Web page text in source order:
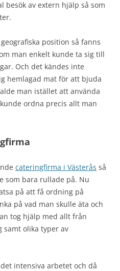
besök av extern hjälp så som
position så fanns
man enkelt kunde ta sig till
Och det kändes inte
hemlagad mat för att bjuda
man istället att använda
ordna precis allt man
cateringfirma i Västerås så
som bara rullade på. Nu
på att få ordning på
på vad man skulle äta och
tog hjälp med allt från
olika typer av
intensiva arbetet och då